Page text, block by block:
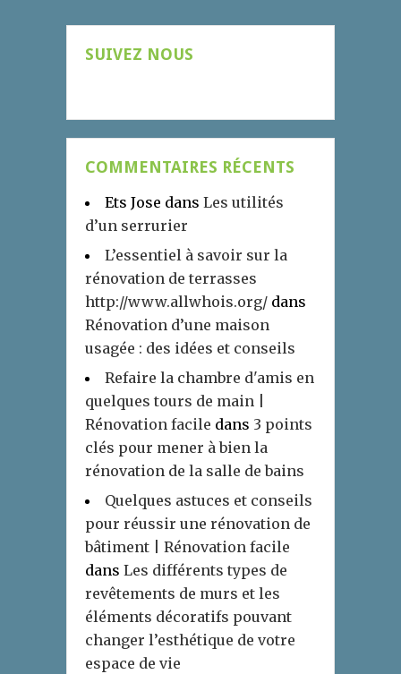
SUIVEZ NOUS
COMMENTAIRES RÉCENTS
Ets Jose dans Les utilités
d’un serrurier
L’essentiel à savoir sur la
rénovation de terrasses
http://www.allwhois.org/ dans
Rénovation d’une maison
usagée : des idées et conseils
Refaire la chambre d'amis en
quelques tours de main |
Rénovation facile dans 3 points
clés pour mener à bien la
rénovation de la salle de bains
Quelques astuces et conseils
pour réussir une rénovation de
bâtiment | Rénovation facile
dans Les différents types de
revêtements de murs et les
éléments décoratifs pouvant
changer l’esthétique de votre
espace de vie